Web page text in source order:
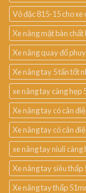
Vỏ đặc 815-15 cho xe
Xe nâng mặt bàn
Xe nâng quay đổ
Xe nâng tay 5 tấn tốt
xe nâng tay càng hẹp
Xe nâng tay có cân
Xe nâng tay có cân
xe nâng tay niuli
Xe nâng tay siêu
Xe nâng tay thấp